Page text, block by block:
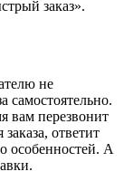
заказ».
не
самостоятельно.
вам перезвонит
ответит
особенностей. А